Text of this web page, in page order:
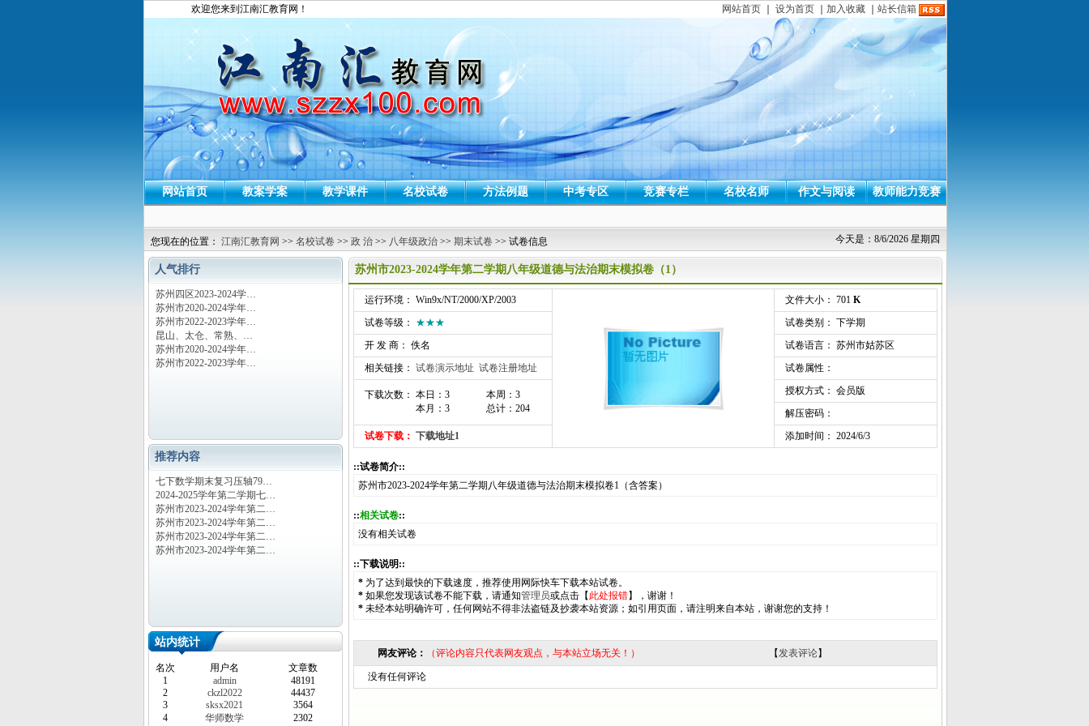
欢迎您来到江南汇教育网！ 网站首页 设为首页 加入收藏 站长信箱
网站首页 教案学案 教学课件 名校试卷 方法例题 中考专区 竞赛专栏 名校名师 作文与阅读 教师能力竞赛
今天是：8/6/2026 星期四
您现在的位置： 江南汇教育网 >> 名校试卷 >> 政 治 >> 八年级政治 >> 期末试卷 >> 试卷信息
人气排行
苏州四区2023-2024学…
苏州市2020-2024学年…
苏州市2022-2023学年…
昆山、太仓、常熟、…
苏州市2020-2024学年…
苏州市2022-2023学年…
推荐内容
七下数学期末复习压轴79…
2024-2025学年第二学期七…
苏州市2023-2024学年第二…
苏州市2023-2024学年第二…
苏州市2023-2024学年第二…
苏州市2023-2024学年第二…
站内统计
名次 用户名
文章数
1
admin
48191
2
ckzl2022
44437
3
sksx2021
3564
4
华师数学
2302
苏州市2023-2024学年第二学期八年级道德与法治期末模拟卷（1）
运行环境： Win9x/NT/2000/XP/2003 文件大小： 701 K
试卷等级： ★★★
试卷类别： 下学期
开 发 商： 佚名
试卷语言： 苏州市姑苏区
相关链接： 试卷演示地址 试卷注册地址 试卷属性：
下载次数： 本日：3
本月：3
本周：3
总计：204
授权方式： 会员版
解压密码：
试卷下载： 下载地址1 添加时间： 2024/6/3
::试卷简介::
苏州市2023-2024学年第二学期八年级道德与法治期末模拟卷1（含答案）
::相关试卷::
没有相关试卷
::下载说明::
* 为了达到最快的下载速度，推荐使用网际快车下载本站试卷。
* 如果您发现该试卷不能下载，请通知管理员或点击【 此处报错】，谢谢！
* 未经本站明确许可，任何网站不得非法盗链及抄袭本站资源；如引用页面，请注明来自本站，谢谢您的支持！
网友评论： （评论内容只代表网友观点，与本站立场无关！） 【发表评论】
没有任何评论